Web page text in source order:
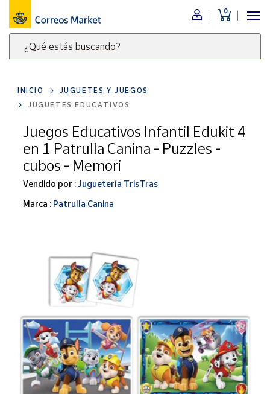
0
¿Qué estás buscando?
clave
para
buscar
productos
Correos
Market
Menú
Nuestro
catálogo
Alimentación
Ocio y cultura
Juguetes y
juegos
Libros y
Para Canarias,
Ceuta y Melilla
Más
populares
INICIO
JUGUETES Y JUEGOS
JUGUETES EDUCATIVOS
Juegos Educativos Infantil Edukit 4
en 1 Patrulla Canina - Puzzles -
cubos - Memori
Vendido por :Juguetería TrisTras
Marca : Patrulla Canina